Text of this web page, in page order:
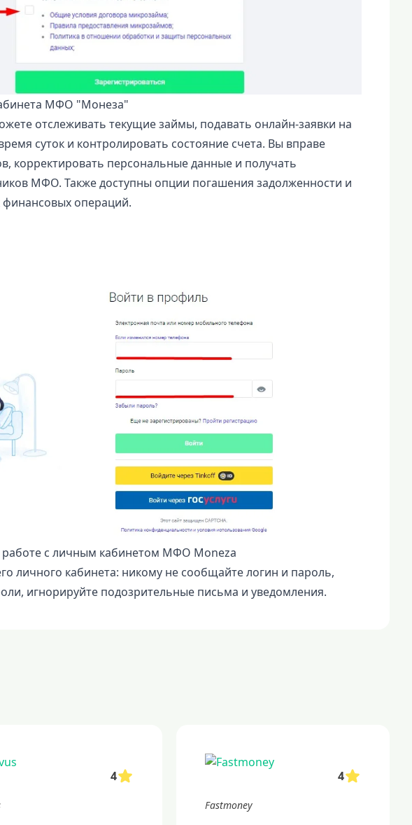
МФО "Монеза"
отслеживать текущие займы, подавать онлайн-заявки на
суток и контролировать состояние счета. Вы вправе
корректировать персональные данные и получать
МФО. Также доступны опции погашения задолженности и
финансовых операций.
с личным кабинетом МФО Moneza
личного кабинета: никому не сообщайте логин и пароль,
игнорируйте подозрительные письма и уведомления.
4 4
Fastmoney